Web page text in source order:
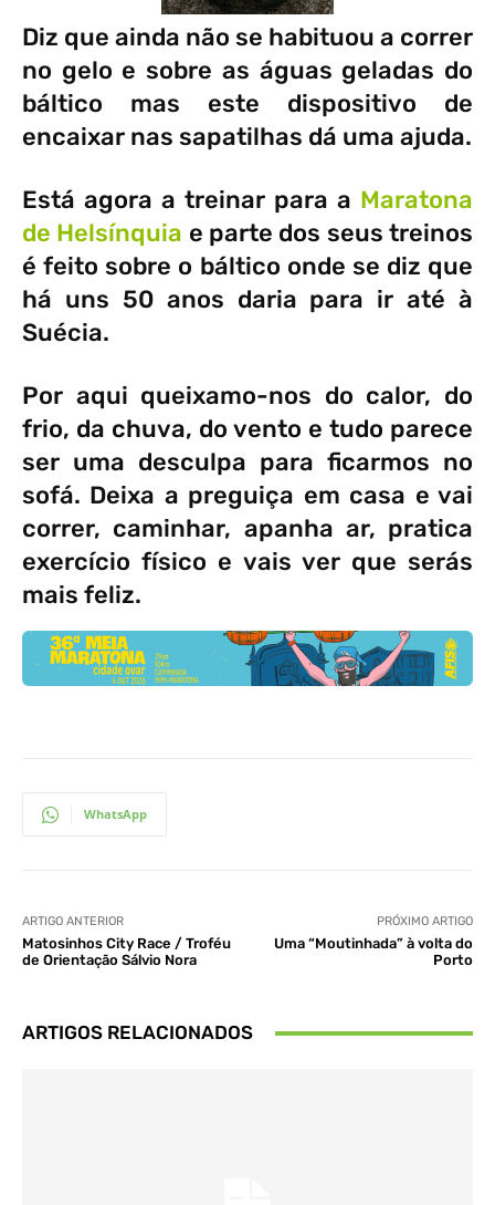
Diz que ainda não se habituou a correr
no gelo e sobre as águas geladas do
báltico mas este dispositivo de
encaixar nas sapatilhas dá uma ajuda.
Está agora a treinar para a Maratona
de Helsínquia e parte dos seus treinos
é feito sobre o báltico onde se diz que
há uns 50 anos daria para ir até à
Suécia.
Por aqui queixamo-nos do calor, do
frio, da chuva, do vento e tudo parece
ser uma desculpa para ficarmos no
sofá. Deixa a preguiça em casa e vai
correr, caminhar, apanha ar, pratica
exercício físico e vais ver que serás
mais feliz.
WhatsApp
ARTIGO ANTERIOR
Matosinhos City Race / Troféu
de Orientação Sálvio Nora
PRÓXIMO ARTIGO
Uma “Moutinhada” à volta do
Porto
ARTIGOS RELACIONADOS